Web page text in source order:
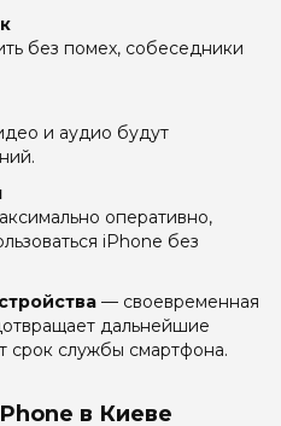
без помех, собеседники
и аудио будут
оперативно,
iPhone без
— своевременная
дальнейшие
срок службы смартфона.
в Киеве